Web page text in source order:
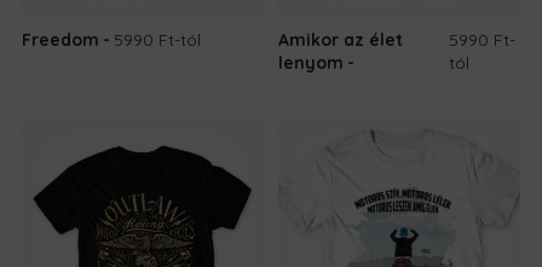
Freedom 5990 Ft-tól
Amikor az élet
lenyom
5990 Ft-
tól